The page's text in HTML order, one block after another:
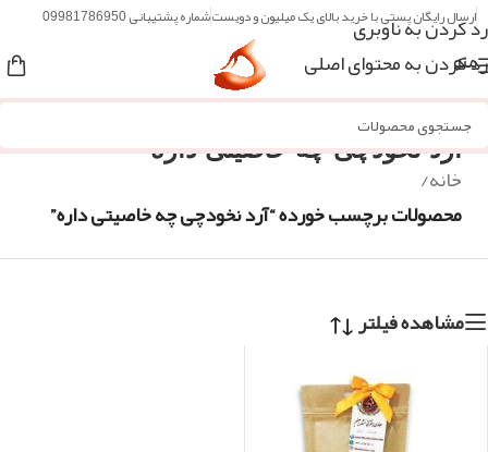
رد کردن به ناوبری
رد کردن به محتوای اصلی
ارسال رایگان پستی با خرید بالای یک میلیون و دویستشماره پشتیبانی 09981786950
منو
آرد نخودچی چه خاصیتی داره
خانه/
محصولات برچسب خورده “آرد نخودچی چه خاصیتی داره”
مشاهده فیلتر